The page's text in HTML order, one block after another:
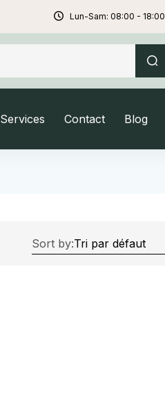
Lun-Sam: 08:00 - 18:00
Services Contact Blog
Sort by: